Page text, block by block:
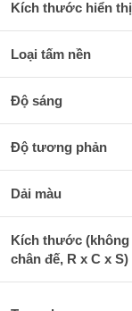
Kích thước hiển thị
Loại tấm nền
Độ sáng
Độ tương phản
Dải màu
Kích thước (không
chân đế, R x C x S)